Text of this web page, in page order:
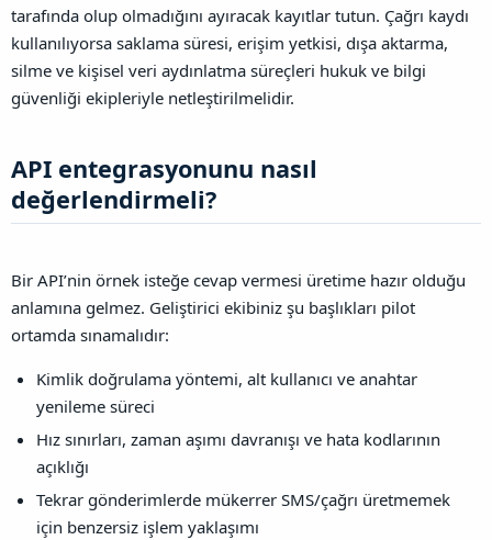
tarafında olup olmadığını ayıracak kayıtlar tutun. Çağrı kaydı
kullanılıyorsa saklama süresi, erişim yetkisi, dışa aktarma,
silme ve kişisel veri aydınlatma süreçleri hukuk ve bilgi
güvenliği ekipleriyle netleştirilmelidir.
API entegrasyonunu nasıl
değerlendirmeli?​
Bir API’nin örnek isteğe cevap vermesi üretime hazır olduğu
anlamına gelmez. Geliştirici ekibiniz şu başlıkları pilot
ortamda sınamalıdır:
Kimlik doğrulama yöntemi, alt kullanıcı ve anahtar
yenileme süreci
Hız sınırları, zaman aşımı davranışı ve hata kodlarının
açıklığı
Tekrar gönderimlerde mükerrer SMS/çağrı üretmemek
için benzersiz işlem yaklaşımı